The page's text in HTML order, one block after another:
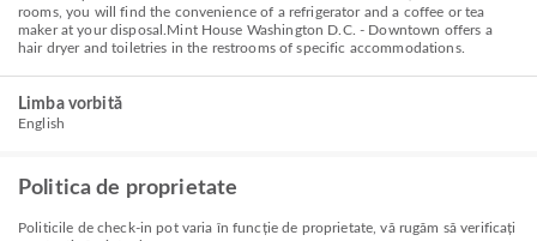
rooms, you will find the convenience of a refrigerator and a coffee or tea
maker at your disposal.Mint House Washington D.C. - Downtown offers a
hair dryer and toiletries in the restrooms of specific accommodations.
Limba vorbită
English
Politica de proprietate
Politicile de check-in pot varia în funcție de proprietate, vă rugăm să verificați